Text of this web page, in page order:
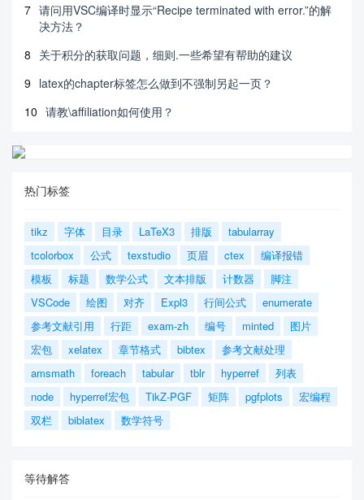
7 请问用VSC编译时显示“Recipe terminated with error.”的解
决方法？
8 关于积分的获取问题，细则.一些希望有帮助的建议
9 latex的chapter标签怎么做到不强制另起一页？
10 请教\affiliation如何使用？
热门标签
tikz 字体 目录 LaTeX3 排版
tabularray
tcolorbox
公式 texstudio 页眉 ctex
编译报错
模板
标题 数学公式 文本排版 计数器
脚注
VSCode
绘图 对齐 Expl3 行间公式
enumerate
参考文献引用
行距 exam-zh 编号 minted
图片
宏包
xelatex 章节格式 bibtex
参考文献处理
amsmath
foreach tabular tblr hyperref
列表
node
hyperref宏包 TikZ-PGF 矩阵 pgfplots
宏编程
双栏
biblatex 数学符号
等待解答